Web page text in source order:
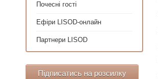
Почесні гості
Ефіри LISOD-онлайн
Партнери LISOD
Підписатись на розсилку